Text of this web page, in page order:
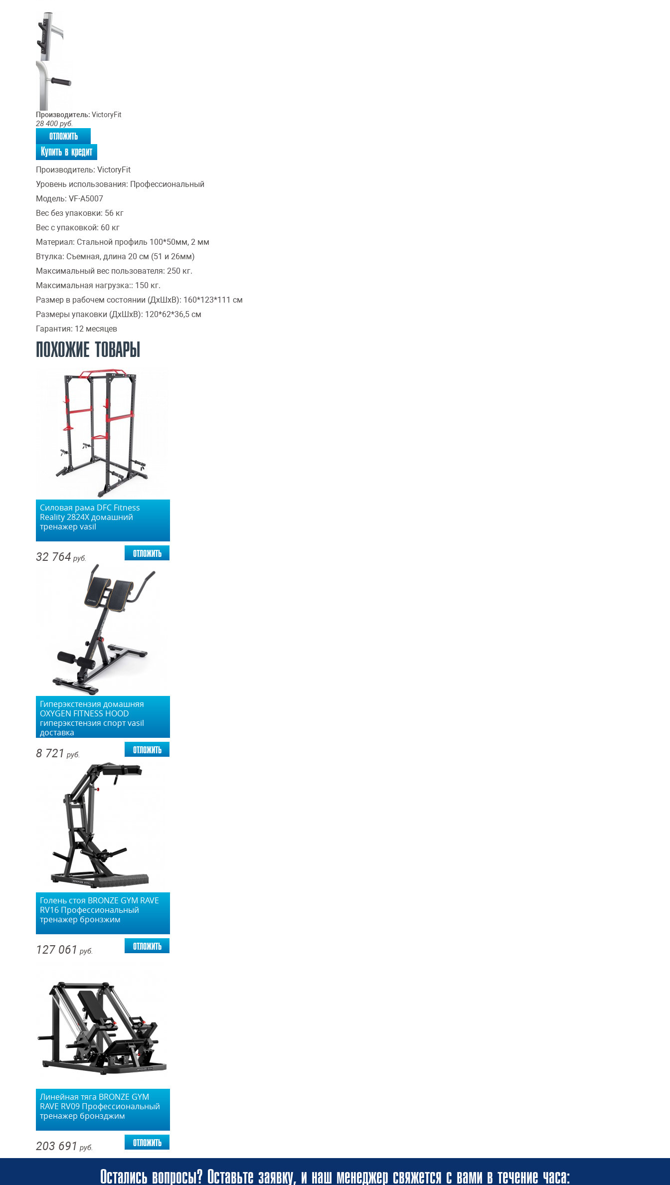
Производитель: VictoryFit
28 400 руб.
отложить
Купить в кредит
Производитель: VictoryFit
Уровень использования: Профессиональный
Модель: VF-A5007
Вес без упаковки: 56 кг
Вес с упаковкой: 60 кг
Материал: Стальной профиль 100*50мм, 2 мм
Втулка: Съемная, длина 20 см (51 и 26мм)
Максимальный вес пользователя: 250 кг.
Максимальная нагрузка:: 150 кг.
Размер в рабочем состоянии (ДxШxВ): 160*123*111 см
Размеры упаковки (ДxШxВ): 120*62*36,5 см
Гарантия: 12 месяцев
ПОХОЖИЕ ТОВАРЫ
Силовая рама DFC Fitness
Reality 2824X домашний
тренажер vasil
32 764 руб. отложить
Гиперэкстензия домашняя
OXYGEN FITNESS HOOD
гиперэкстензия спорт vasil
доставка
8 721 руб. отложить
Голень стоя BRONZE GYM RAVE
RV16 Профессиональный
тренажер бронзжим
127 061 руб. отложить
Линейная тяга BRONZE GYM
RAVE RV09 Профессиональный
тренажер бронзджим
203 691 руб. отложить
Остались вопросы? Оставьте заявку, и наш менеджер свяжется с вами в течение часа: